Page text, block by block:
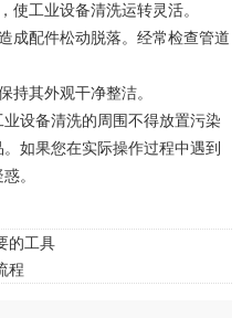
工业设备清洗运转灵活。
配件松动脱落。经常检查管道
其外观干净整洁。
设备清洗的周围不得放置污染
如果您在实际操作过程中遇到
。
的工具
程